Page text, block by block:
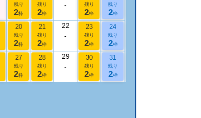
残り
2枠
残り
2枠
-
残り
2枠
残り
2枠
20
残り
2枠
21
残り
2枠
22
-
23
残り
2枠
24
残り
2枠
27
残り
2枠
28
残り
2枠
29
-
30
残り
2枠
31
残り
2枠